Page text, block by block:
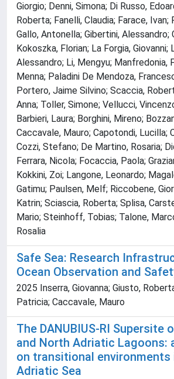
Giorgio; Denni, Simona; Di Russo,
Roberta; Fanelli, Claudia; Farace,
Gallo, Antonella; Gibertini, Alessandro;
Kokoszka, Florian; La Forgia, Giovanni;
Alessandro; Li, Mengyu; Manfredonia,
Menna; Paladini De Mendoza,
Portero, Jaime Silvino; Scaccia,
Anna; Toller, Simone; Vellucci,
Barbieri, Laura; Borghini, Mireno;
Caccavale, Mauro; Capotondi, Lucilla;
Cozzi, Stefano; De Martino, Rosaria;
Ferrara, Nicola; Focaccia, Paola;
Kokkini, Zoi; Langone, Leonardo;
Gatimu; Paulsen, Melf; Riccobene,
Katrin; Sciascia, Roberta; Splisa,
Mario; Steinhoff, Tobias; Talone,
Rosalia
Safe Sea: Research
Ocean Observation and
2025 Inserra, Giovanna; Giusto,
Patricia; Caccavale, Mauro
The DANUBIUS-RI Supersite
and North Adriatic Lagoons:
on transitional environments
Adriatic Sea